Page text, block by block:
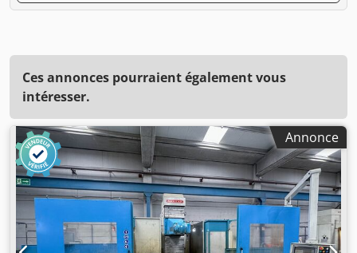
Ces annonces pourraient également vous
intéresser.
Annonce